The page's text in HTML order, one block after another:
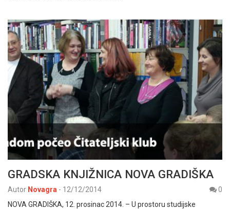
GRADSKA KNJIŽNICA NOVA GRADIŠKA
Autor Novagra - 12/12/2014
0
NOVA GRADIŠKA, 12. prosinac 2014. – U prostoru studijske